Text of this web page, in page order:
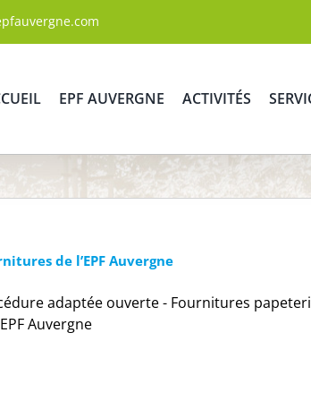
EPF AUVERGNE ACTIVITÉS
de l’EPF Auvergne
adaptée ouverte - Fournitures
Auvergne